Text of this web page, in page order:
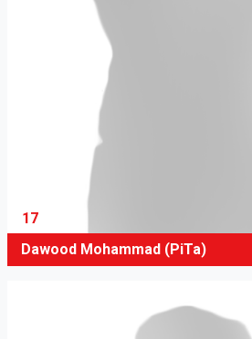
17
Dawood Mohammad (PiTa)